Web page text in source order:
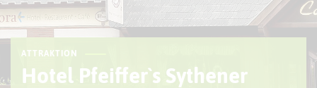
ATTRAKTION
Hotel Pfeiffer`s Sythener